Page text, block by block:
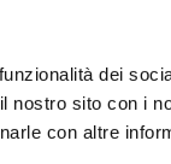
dei
nostro sito con i
con altre